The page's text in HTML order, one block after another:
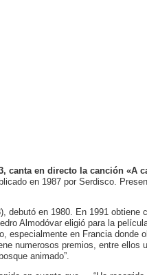
canta en directo la canción «A
en 1987 por Serdisco.
debutó en 1980. En 1991 obtiene
Almodóvar eligió para la
especialmente en Francia donde
numerosos premios, entre ellos
animado”.